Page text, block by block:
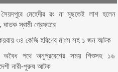
সৈয়দপুরে মেহেদীর রং না মুছতেই লাশ হলেন
ঘাতক স্বামী গ্রেফতার
৩৪ কেজি হরিণের মাংস সহ ১ জন আটক
অবৈধ পথে অনুপ্রবেশের সময় শিশুসহ ১৬
নারী-পুরুষ আটক